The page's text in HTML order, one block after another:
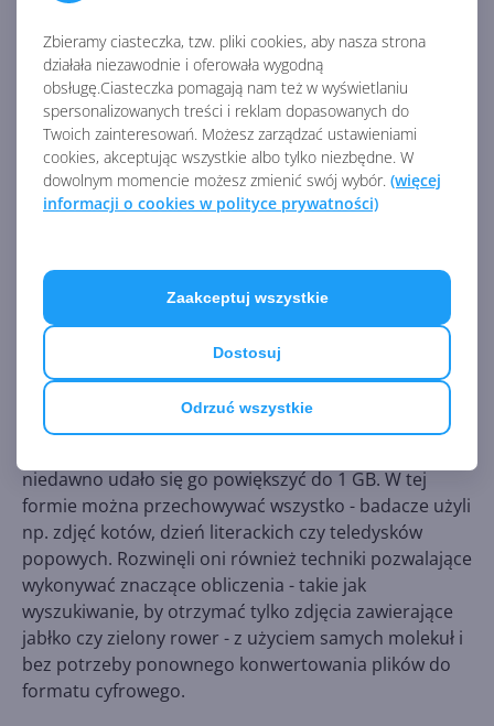
Zbieramy ciasteczka, tzw. pliki cookies, aby nasza strona
działała niezawodnie i oferowała wygodną
obsługę.Ciasteczka pomagają nam też w wyświetlaniu
spersonalizowanych treści i reklam dopasowanych do
Twoich zainteresowań. Możesz zarządzać ustawieniami
cookies, akceptując wszystkie albo tylko niezbędne. W
dowolnym momencie możesz zmienić swój wybór. (więcej
informacji o cookies w polityce prywatności)
Odrzuć wszystkie
Dostosuj
Zaakceptuj wszystkie
Naukowcy z Molecular Information Systems Lab
(MISL) na Uniwersytecie Waszyngtońskim ustalili też
nowy światowy rekord pojemności
niedawno udało się go powiększyć do 1 GB. W tej
formie można przechowywać wszystko - badacze użyli
np. zdjęć kotów, dzień literackich czy teledysków
popowych. Rozwinęli oni również techniki pozwalające
wykonywać znaczące obliczenia - takie jak
wyszukiwanie, by otrzymać tylko zdjęcia zawierające
jabłko czy zielony rower - z użyciem samych molekuł i
bez potrzeby ponownego konwertowania plików do
formatu cyfrowego.